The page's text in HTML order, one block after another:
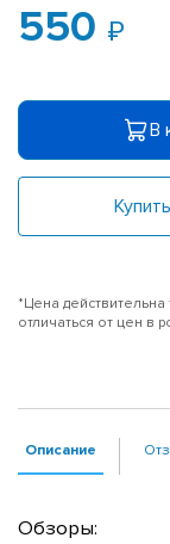
550
В
*Цена
отличаться от цен в
Описание
Обзоры: